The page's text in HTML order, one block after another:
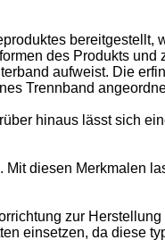
bereitgestellt,
des Produkts und
aufweist. Die
Trennband
hinaus lässt sich
diesen Merkmalen
zur
einsetzen, da diese